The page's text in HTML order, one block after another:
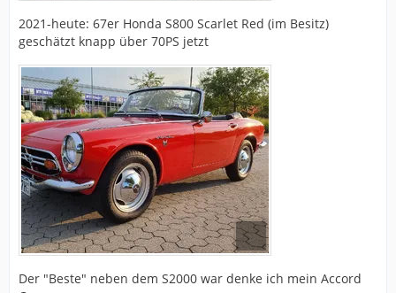
2021-heute: 67er Honda S800 Scarlet Red (im Besitz)
geschätzt knapp über 70PS jetzt
Der "Beste" neben dem S2000 war denke ich mein Accord